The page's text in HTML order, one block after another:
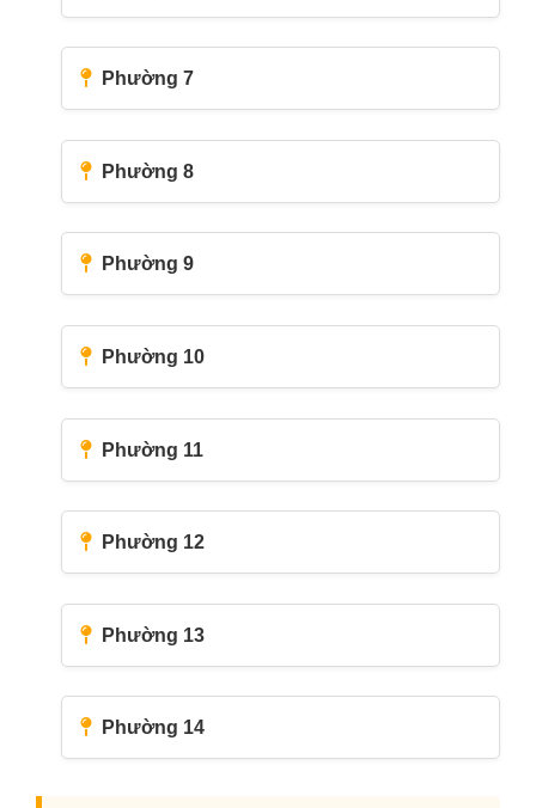
Phường 7
Phường 8
Phường 9
Phường 10
Phường 11
Phường 12
Phường 13
Phường 14